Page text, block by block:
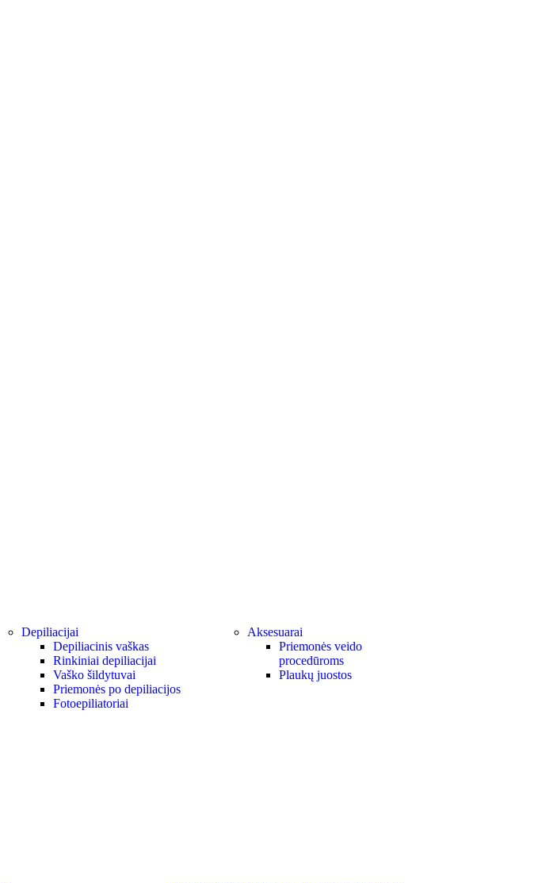
Depiliacijai
Depiliacinis vaškas
Rinkiniai depiliacijai
Vaško šildytuvai
Priemonės po depiliacijos
Fotoepiliatoriai
Aksesuarai
Priemonės veido
procedūroms
Plaukų juostos